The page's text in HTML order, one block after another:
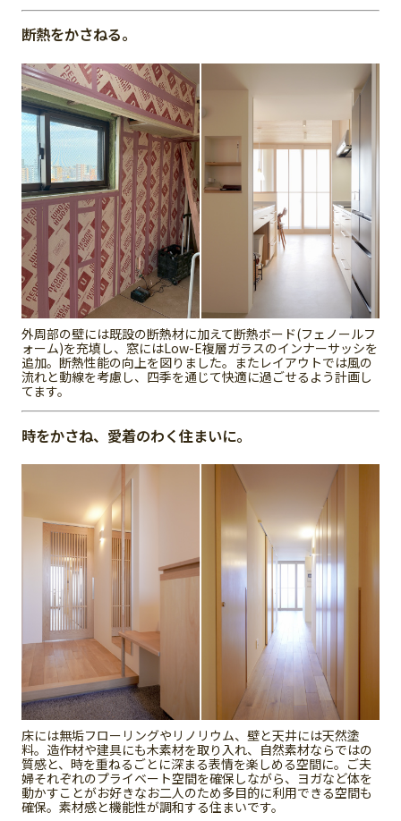
断熱をかさねる。
外周部の壁には既設の断熱材に加えて断熱ボード(フェノールフ
ォーム)を充填し、窓にはLow-E複層ガラスのインナーサッシを
追加。断熱性能の向上を図りました。またレイアウトでは風の
流れと動線を考慮し、四季を通じて快適に過ごせるよう計画し
てます。
時をかさね、愛着のわく住まいに。
床には無垢フローリングやリノリウム、壁と天井には天然塗
料。造作材や建具にも木素材を取り入れ、自然素材ならではの
質感と、時を重ねるごとに深まる表情を楽しめる空間に。ご夫
婦それぞれのプライベート空間を確保しながら、ヨガなど体を
動かすことがお好きなお二人のため多目的に利用できる空間も
確保。素材感と機能性が調和する住まいです。